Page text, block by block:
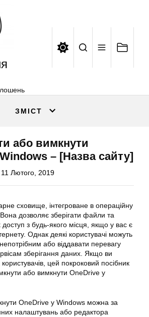
ЗМІСТ
або вимкнути
– [Назва сайту]
11 Лютого, 2019
сховище, інтегроване в операційну
дозволяє зберігати файли та
з будь-якого місця, якщо у вас є
Однак деякі користувачі можуть
або віддавати перевагу
зберігання даних. Якщо ви
цей покроковий посібник
або вимкнути OneDrive у
OneDrive у Windows можна за
налаштувань або редактора